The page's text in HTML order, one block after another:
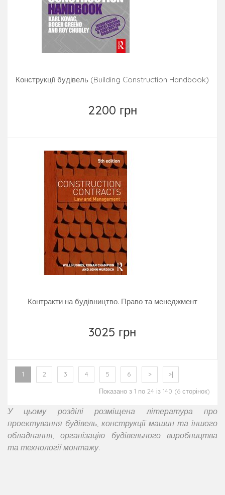
Конструкції будівель (Building Construction Handbook)
2200 грн
Контракти на будівництво. Право та менеджмент
3025 грн
1 2 3 4 5 6 > >|
Показано з 1 по 24 із 140 (6 сторінок)
У цьому розділі розміщена література про
проектування будівель, конструкції машин та іншого
обладнання, організацію будівельного виробництва
та технології монтажу.